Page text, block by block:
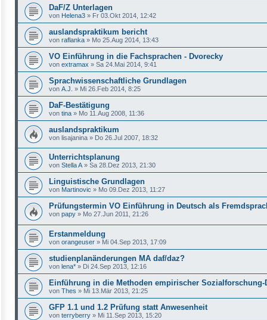
DaF/Z Unterlagen
von Helena3 » Fr 03.Okt 2014, 12:42
auslandspraktikum bericht
von raflanka » Mo 25.Aug 2014, 13:43
VO Einführung in die Fachsprachen - Dvorecky
von extramax » Sa 24.Mai 2014, 9:41
Sprachwissenschaftliche Grundlagen
von A.J. » Mi 26.Feb 2014, 8:25
DaF-Bestätigung
von tina » Mo 11.Aug 2008, 11:36
auslandspraktikum
von lisajanina » Do 26.Jul 2007, 18:32
Unterrichtsplanung
von Stella A » Sa 28.Dez 2013, 21:30
Linguistische Grundlagen
von Martinovic » Mo 09.Dez 2013, 11:27
Prüfungstermin VO Einführung in Deutsch als
von papy » Mo 27.Jun 2011, 21:26
Erstanmeldung
von orangeuser » Mi 04.Sep 2013, 17:09
studienplanänderungen MA daf/daz?
von lena* » Di 24.Sep 2013, 12:16
Einführung in die Methoden empirischer Sozialforschung-
von Thes » Mi 13.Mär 2013, 21:25
GFP 1.1 und 1.2 Prüfung statt Anwesenheit
von terryberry » Mi 11.Sep 2013, 15:20